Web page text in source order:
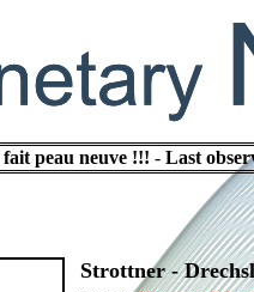
peau neuve !!! - Last
Strottner -